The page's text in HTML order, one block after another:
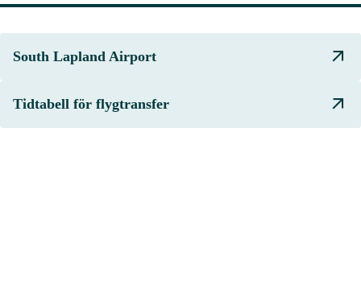
South Lapland Airport
Tidtabell för flygtransfer